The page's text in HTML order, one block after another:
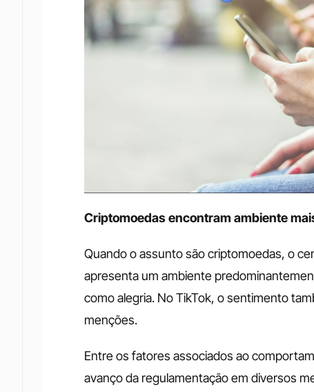
Criptomoedas encontram ambiente
Quando o assunto são criptomoedas, o
apresenta um ambiente
como alegria. No TikTok, o sentimento
menções.
Entre os fatores associados ao
avanço da regulamentação em diversos